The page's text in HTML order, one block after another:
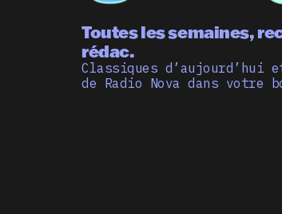
Toutes les semaines,
rédac.
Classiques d’aujourd’hui
de Radio Nova dans